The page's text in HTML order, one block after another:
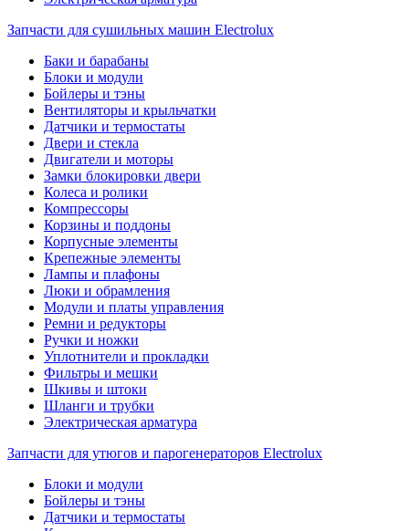
Запчасти для сушильных машин Electrolux
Баки и барабаны
Блоки и модули
Бойлеры и тэны
Вентиляторы и крыльчатки
Датчики и термостаты
Двери и стекла
Двигатели и моторы
Замки блокировки двери
Колеса и ролики
Компрессоры
Корзины и поддоны
Корпусные элементы
Крепежные элементы
Лампы и плафоны
Люки и обрамления
Модули и платы управления
Ремни и редукторы
Ручки и ножки
Уплотнители и прокладки
Фильтры и мешки
Шкивы и штоки
Шланги и трубки
Электрическая арматура
Запчасти для утюгов и парогенераторов Electrolux
Блоки и модули
Бойлеры и тэны
Датчики и термостаты